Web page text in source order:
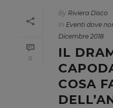
0
By Riviera Disco
In Eventi dove
Dicembre 2018
IL
COSA